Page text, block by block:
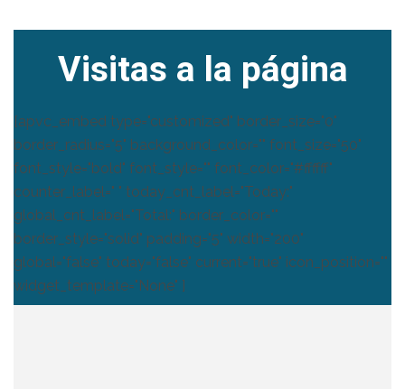
Visitas a la página
[apvc_embed type="customized" border_size="0"
border_radius="5" background_color="" font_size="50"
font_style="bold" font_style="" font_color="#ffffff"
counter_label=" " today_cnt_label="Today:"
global_cnt_label="Total:" border_color=""
border_style="solid" padding="5" width="200"
global="false" today="false" current="true" icon_position=""
widget_template="None" ]